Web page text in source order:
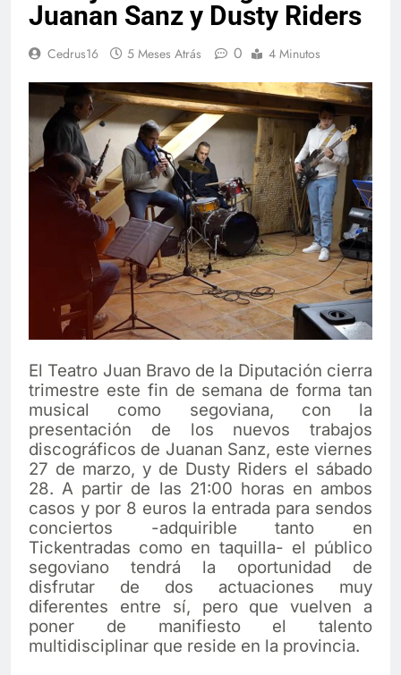
Juanan Sanz y Dusty Riders
Cedrus16 5 Meses Atrás 0 4 Minutos
El Teatro Juan Bravo de la Diputación cierra
trimestre este fin de semana de forma tan
musical como segoviana, con la
presentación de los nuevos trabajos
discográficos de Juanan Sanz, este viernes
27 de marzo, y de Dusty Riders el sábado
28. A partir de las 21:00 horas en ambos
casos y por 8 euros la entrada para sendos
conciertos -adquirible tanto en
Tickentradas como en taquilla- el público
segoviano tendrá la oportunidad de
disfrutar de dos actuaciones muy
diferentes entre sí, pero que vuelven a
poner de manifiesto el talento
multidisciplinar que reside en la provincia.